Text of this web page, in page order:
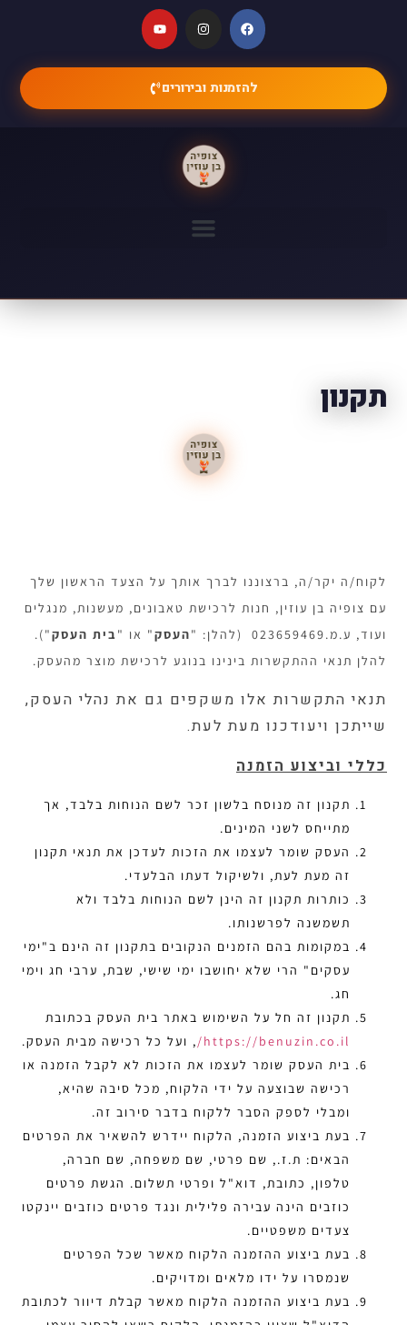
להזמנות ובירורים
תקנון
לקוח/ה יקר/ה, ברצוננו לברך אותך על הצעד הראשון שלך
עם צופיה בן עוזין, חנות לרכישת טאבונים, מעשנות, מנגלים
ועוד, ע.מ.023659469 (להלן: "
העסק" או "בית העסק").
להלן תנאי ההתקשרות בינינו בנוגע לרכישת מוצר מהעסק.
תנאי התקשרות אלו משקפים גם את נהלי העסק,
שייתכן ויעודכנו מעת לעת.
כללי וביצוע הזמנה
תקנון זה מנוסח בלשון זכר לשם הנוחות בלבד, אך
מתייחס לשני המינים.
העסק שומר לעצמו את הזכות לעדכן את תנאי תקנון
זה מעת לעת, ולשיקול דעתו הבלעדי.
כותרות תקנון זה הינן לשם הנוחות בלבד ולא
תשמשנה לפרשנותו.
במקומות בהם הזמנים הנקובים בתקנון זה הינם ב"ימי
עסקים" הרי שלא יחושבו ימי שישי, שבת, ערבי חג וימי
חג.
תקנון זה חל על השימוש באתר בית העסק בכתובת
https://benuzin.co.il/ , ועל כל רכישה מבית העסק.
בית העסק שומר לעצמו את הזכות לא לקבל הזמנה או
רכישה שבוצעה על ידי הלקוח, מכל סיבה שהיא,
ומבלי לספק הסבר ללקוח בדבר סירוב זה.
בעת ביצוע הזמנה, הלקוח יידרש להשאיר את הפרטים
הבאים: ת.ז., שם פרטי, שם משפחה, שם חברה,
טלפון, כתובת, דוא"ל ופרטי תשלום. הגשת פרטים
כוזבים הינה עבירה פלילית ונגד פרטים כוזבים יינקטו
צעדים משפטיים.
בעת ביצוע ההזמנה הלקוח מאשר שכל הפרטים
שנמסרו על ידו מלאים ומדויקים.
בעת ביצוע ההזמנה הלקוח מאשר קבלת דיוור לכתובת